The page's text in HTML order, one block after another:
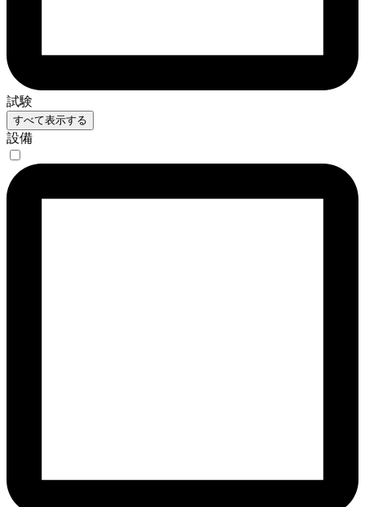
試験
すべて表示する
設備